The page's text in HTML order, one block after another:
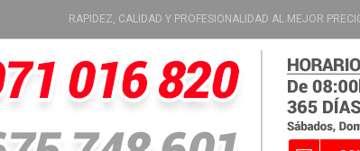
RAPIDEZ, CALIDAD Y PROFESIONALIDAD AL MEJOR